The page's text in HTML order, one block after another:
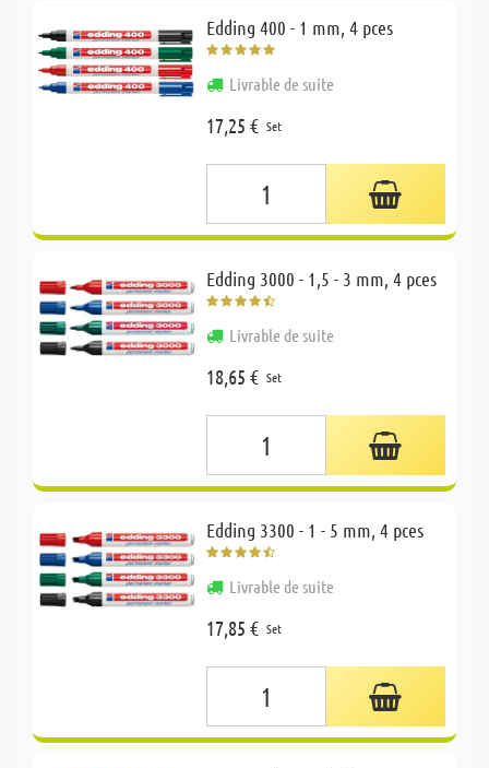
Edding 400 - 1 mm, 4 pces
Livrable de suite
17,25 € Set
Edding 3000 - 1,5 - 3 mm, 4 pces
Livrable de suite
18,65 € Set
Edding 3300 - 1 - 5 mm, 4 pces
Livrable de suite
17,85 € Set